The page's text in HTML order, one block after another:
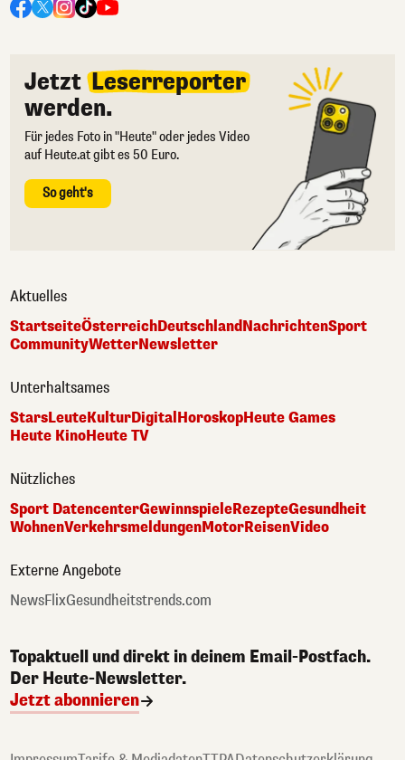
Jetzt Leserreporter
werden.
Für jedes Foto in "Heute" oder jedes Video
auf Heute.at gibt es 50 Euro.
So geht's
Aktuelles
StartseiteÖsterreichDeutschlandNachrichtenSport
CommunityWetterNewsletter
Unterhaltsames
StarsLeuteKulturDigital HoroskopHeute Games
Heute KinoHeute TV
Nützliches
Sport DatencenterGewinnspieleRezepteGesundheit
WohnenVerkehrsmeldungenMotorReisenVideo
Externe Angebote
NewsFlixGesundheitstrends.com
Topaktuell und direkt in deinem Email-Postfach.
Der Heute-Newsletter.
Jetzt abonnieren